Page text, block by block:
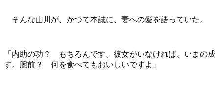
そんな山川が、かつて本誌に、妻への愛を語っていた。
「内助の功？ もちろんです。彼女がいなければ、いまの
す。腕前？ 何を食べてもおいしいですよ」